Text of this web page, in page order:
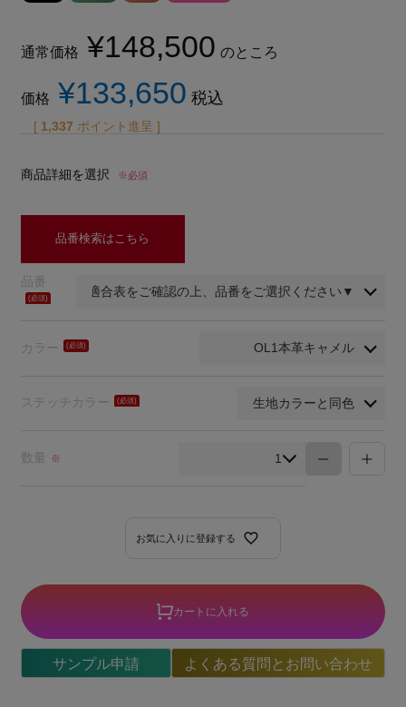
通常価格 ¥148,500 のところ
価格 ¥133,650 税込
[ 1,337 ポイント進呈 ]
商品詳細を選択 ※必須
品番検索はこちら
品番
カラー
ステッチカラー
お気に入りに登録する
数量 ※
カートに入れる
サンプル申請 よくある質問とお問い合わせ